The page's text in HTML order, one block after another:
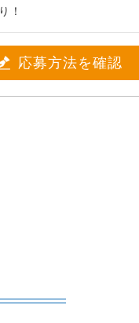
！
応募方法を確認